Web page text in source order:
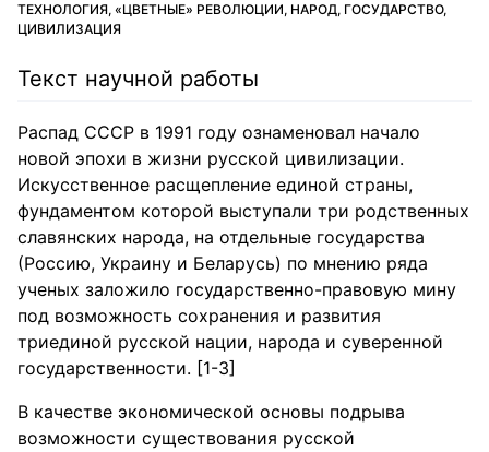
ТЕХНОЛОГИЯ, «ЦВЕТНЫЕ» РЕВОЛЮЦИИ, НАРОД, ГОСУДАРСТВО,
ЦИВИЛИЗАЦИЯ
Текст научной работы
Распад СССР в 1991 году ознаменовал начало
новой эпохи в жизни русской цивилизации.
Искусственное расщепление единой страны,
фундаментом которой выступали три родственных
славянских народа, на отдельные государства
(Россию, Украину и Беларусь) по мнению ряда
ученых заложило государственно-правовую мину
под возможность сохранения и развития
триединой русской нации, народа и суверенной
государственности. [1-3]
В качестве экономической основы подрыва
возможности существования русской